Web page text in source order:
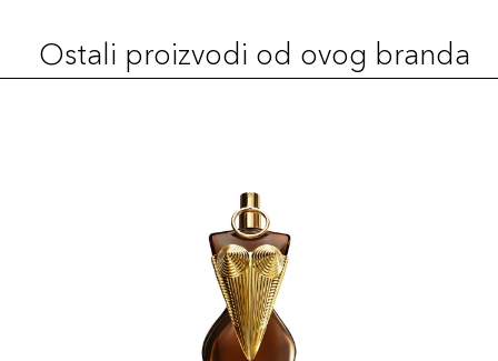
Ostali proizvodi od ovog branda